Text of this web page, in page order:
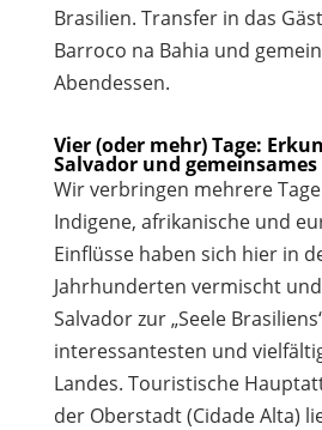
Brasilien. Transfer in das
Barroco na Bahia und
Abendessen.
Vier (oder mehr) Tage:
Salvador und
Wir verbringen mehrere
Indigene, afrikanische und
Einflüsse haben sich hier in
Jahrhunderten vermischt
Salvador zur „Seele
interessantesten und
Landes. Touristische
der Oberstadt (Cidade Alta)